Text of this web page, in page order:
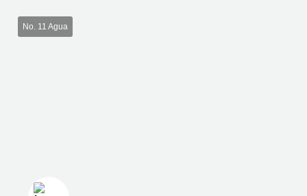
No. 11 Agua